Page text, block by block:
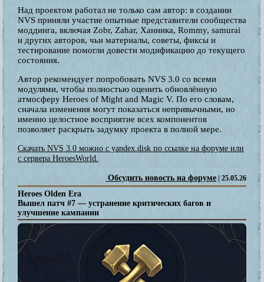
Над проектом работал не только сам автор: в создании
NVS приняли участие опытные представители сообщества
моддинга, включая Zobr, Zahar, Ханника, Rommy, samurai
и других авторов, чьи материалы, советы, фиксы и
тестирование помогли довести модификацию до текущего
состояния.
Автор рекомендует попробовать NVS 3.0 со всеми
модулями, чтобы полностью оценить обновлённую
атмосферу Heroes of Might and Magic V. По его словам,
сначала изменения могут показаться непривычными, но
именно целостное восприятие всех компонентов
позволяет раскрыть задумку проекта в полной мере.
Скачать NVS 3.0 можно с yandex.disk по ссылке на форуме или
с сервера HeroesWorld.
Обсудить новость на форуме | 25.05.26
Heroes Olden Era
Вышел патч #7 — устранение критических багов и
улучшение кампании